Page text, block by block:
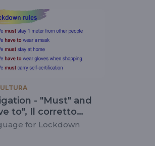
- "Must" and
to", Il corretto
di must e have to
for Lockdown